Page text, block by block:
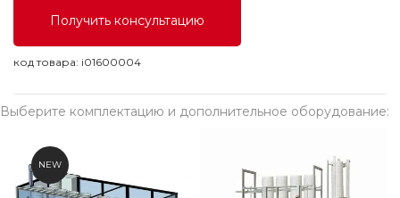
Получить консультацию
код товара: i01600004
Выберите комплектацию и дополнительное оборудование:
NEW